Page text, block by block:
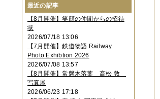
2024年04月
2024年03月（3件）
2024年02月（2件）
2023年12月
2023年11月 （4件）
2023年10月（3件）
2023年09月（4件）
2023年08月 （1件）
2023年06月（3件）
2023年05月
2023年04月 （2件）
最近の記事
【8月開催】笑顔の仲間からの招待
状
2026/07/18 13:06
【7月開催】鉄道物語 Railway
Photo Exhibtion 2026
2026/07/08 13:57
【8月開催】常磐木落葉 高松 敦
写真展
2026/06/23 17:18